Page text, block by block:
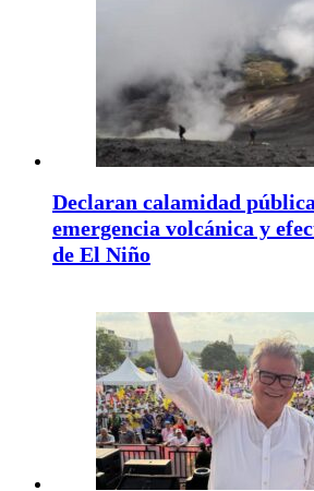
Declaran calamidad
emergencia volcánica y
de El Niño